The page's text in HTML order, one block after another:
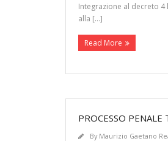
Integrazione al decreto
alla […]
Read More
PROCESSO
By Maurizio Gaetano